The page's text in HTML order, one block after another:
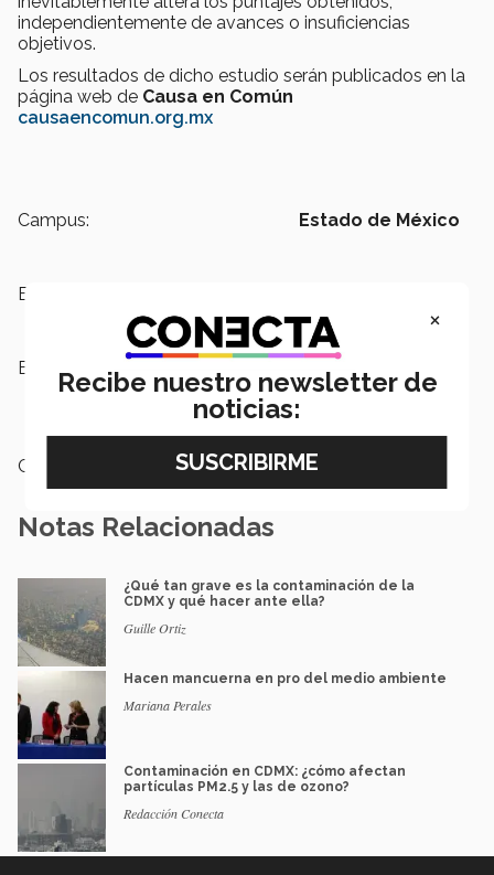
independientemente de avances o insuficiencias
objetivos.
Los resultados de dicho estudio serán publicados en la
página web de Causa en Común
causaencomun.org.mx
Campus: Estado de México
Escuelas:
Etiquetas: Causa en Común,
INDEPOL,
SAIMEX, Ética, Profesión y
Categoría:
Notas Relacionadas
¿Qué tan grave es la contaminación de la
CDMX y qué hacer ante ella?
Guille Ortiz
Hacen mancuerna en pro del medio ambiente
Mariana Perales
Contaminación en CDMX: ¿cómo afectan
partículas PM2.5 y las de ozono?
Redacción Conecta
×
Recibe nuestro newsletter de
noticias: